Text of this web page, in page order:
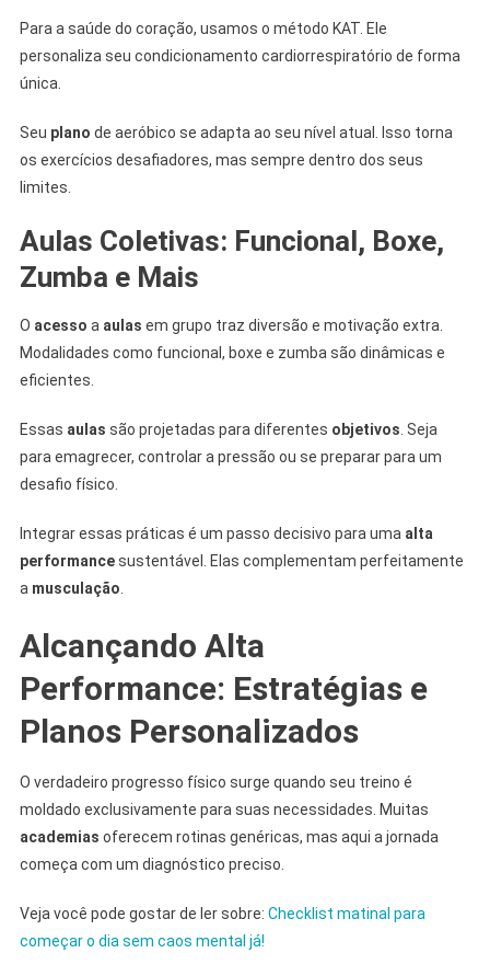
Para a saúde do coração, usamos o método KAT. Ele
personaliza seu condicionamento cardiorrespiratório de forma
única.
Seu plano de aeróbico se adapta ao seu nível atual. Isso torna
os exercícios desafiadores, mas sempre dentro dos seus
limites.
Aulas Coletivas: Funcional, Boxe,
Zumba e Mais
O acesso a aulas em grupo traz diversão e motivação extra.
Modalidades como funcional, boxe e zumba são dinâmicas e
eficientes.
Essas aulas são projetadas para diferentes objetivos. Seja
para emagrecer, controlar a pressão ou se preparar para um
desafio físico.
Integrar essas práticas é um passo decisivo para uma alta
performancesustentável. Elas complementam perfeitamente
a musculação.
Alcançando Alta
Performance: Estratégias e
Planos Personalizados
O verdadeiro progresso físico surge quando seu treino é
moldado exclusivamente para suas necessidades. Muitas
academias oferecem rotinas genéricas, mas aqui a jornada
começa com um diagnóstico preciso.
Veja você pode gostar de ler sobre: Checklist matinal para
começar o dia sem caos mental já!